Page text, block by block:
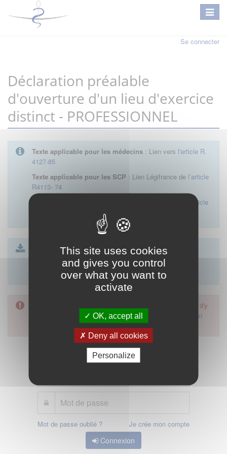
This site uses cookies
and gives you control
over what you want to
activate
OK, accept all
Deny all cookies
Personalize
Se connecter
Déclaration préalable
d'ouverture d'un lieu d'exercice
distinct - PROFESSIONNEL
Texte applicable pour les médecins : Lien vers l'article R.
4127-85
Texte applicable pour les SCP : Lien Légifrance de l’article
R4113- 74
l’article
CTS - formulaire article R4113-23 SEL.docx| 23 Ko
CTS - formulaire article R4113-74 SCP.docx | 23 Ko
formulaire de déclaration article 85| 26 Ko
L'accès à cette démarche ne vous est pas autorisé. Afin d'y
avoir accès, vous devez vous connecter
vous créer un
Mot de passe oublié ? Je crée mon compte
Connexion